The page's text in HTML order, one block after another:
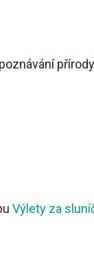
Výlety za